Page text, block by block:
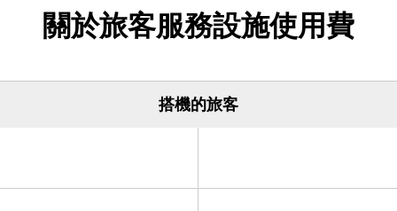
關於旅客服務設施使用費
搭機的旅客